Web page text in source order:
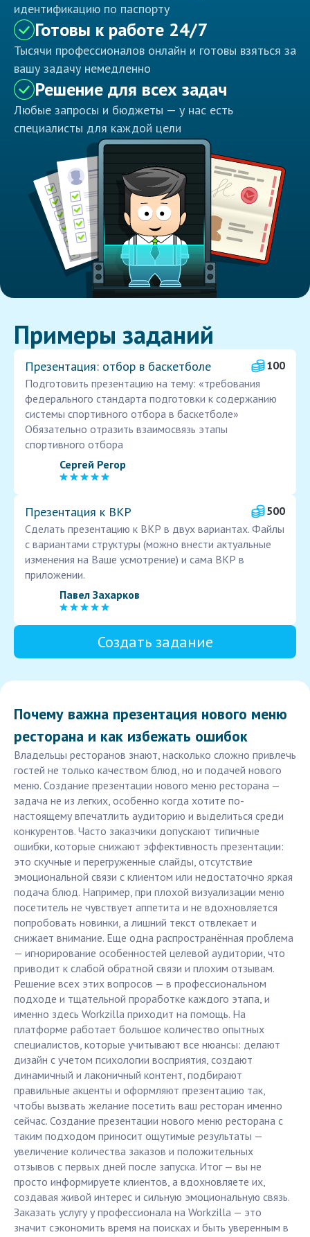
идентификацию по паспорту
Готовы к работе 24/7
Тысячи профессионалов онлайн и готовы взяться за
вашу задачу немедленно
Решение для всех задач
Любые запросы и бюджеты — у нас есть
специалисты для каждой цели
Примеры заданий
Презентация: отбор в баскетболе
100
Подготовить презентацию на тему: «требования
федерального стандарта подготовки к содержанию
системы спортивного отбора в баскетболе»
Обязательно отразить взаимосвязь этапы
спортивного отбора
Сергей Регор
Презентация к ВКР
500
Сделать презентацию к ВКР в двух вариантах. Файлы
с вариантами структуры (можно внести актуальные
изменения на Ваше усмотрение) и сама ВКР в
приложении.
Павел Захарков
Создать задание
Почему важна презентация нового меню
ресторана и как избежать ошибок
Владельцы ресторанов знают, насколько сложно привлечь
гостей не только качеством блюд, но и подачей нового
меню. Создание презентации нового меню ресторана —
задача не из легких, особенно когда хотите по-
настоящему впечатлить аудиторию и выделиться среди
конкурентов. Часто заказчики допускают типичные
ошибки, которые снижают эффективность презентации:
это скучные и перегруженные слайды, отсутствие
эмоциональной связи с клиентом или недостаточно яркая
подача блюд. Например, при плохой визуализации меню
посетитель не чувствует аппетита и не вдохновляется
попробовать новинки, а лишний текст отвлекает и
снижает внимание. Еще одна распространённая проблема
— игнорирование особенностей целевой аудитории, что
приводит к слабой обратной связи и плохим отзывам.
Решение всех этих вопросов — в профессиональном
подходе и тщательной проработке каждого этапа, и
именно здесь Workzilla приходит на помощь. На
платформе работает большое количество опытных
специалистов, которые учитывают все нюансы: делают
дизайн с учетом психологии восприятия, создают
динамичный и лаконичный контент, подбирают
правильные акценты и оформляют презентацию так,
чтобы вызвать желание посетить ваш ресторан именно
сейчас. Создание презентации нового меню ресторана с
таким подходом приносит ощутимые результаты —
увеличение количества заказов и положительных
отзывов с первых дней после запуска. Итог — вы не
просто информируете клиентов, а вдохновляете их,
создавая живой интерес и сильную эмоциональную связь.
Заказать услугу у профессионала на Workzilla — это
значит сэкономить время на поисках и быть уверенным в